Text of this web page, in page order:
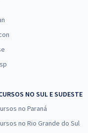
NO SUL E SUDESTE
no Paraná
no Rio Grande do Sul